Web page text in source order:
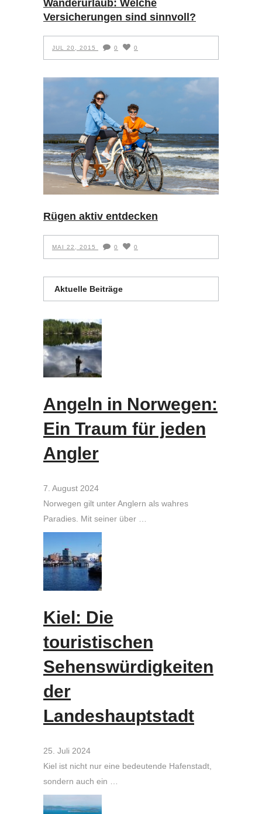
Wanderurlaub: Welche
Versicherungen sind sinnvoll?
JUL 20, 2015 0 0
Rügen aktiv entdecken
MAI 22, 2015 0 0
Aktuelle Beiträge
Angeln in Norwegen:
Ein Traum für jeden
Angler
7. August 2024
Norwegen gilt unter Anglern als wahres
Paradies. Mit seiner über …
Kiel: Die
touristischen
Sehenswürdigkeiten
der
Landeshauptstadt
25. Juli 2024
Kiel ist nicht nur eine bedeutende Hafenstadt,
sondern auch ein …